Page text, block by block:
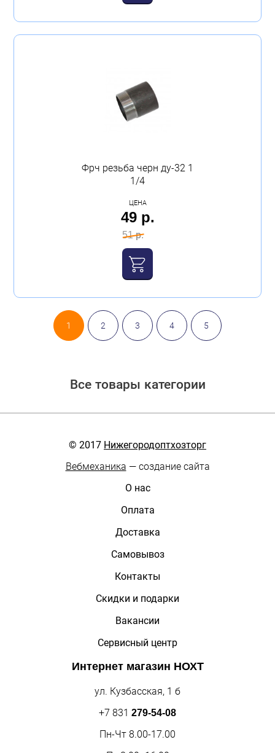
Фрч резьба черн ду-32 1
1/4
ЦЕНА
49 р.
51 р.
1 2 3 4 5
Все товары категории
© 2017 Нижегородоптхозторг
Вебмеханика — создание сайта
О нас
Оплата
Доставка
Самовывоз
Контакты
Скидки и подарки
Вакансии
Сервисный центр
Интернет магазин НОХТ
ул. Кузбасская, 1 б
+7 831 279-54-08
Пн-Чт 8.00-17.00